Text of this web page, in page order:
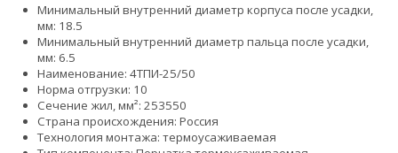
Минимальный внутренний диаметр корпуса после усадки,
мм: 18.5
Минимальный внутренний диаметр пальца после усадки,
мм: 6.5
Наименование: 4ТПИ-25/50
Норма отгрузки: 10
Сечение жил, мм²: 253550
Страна происхождения: Россия
Технология монтажа: термоусаживаемая